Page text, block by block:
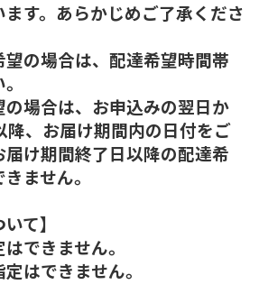
す。あらかじめご了承くださ
の場合は、配達希望時間帯
場合は、お申込みの翌日か
降、お届け期間内の日付をご
け期間終了日以降の配達希
ません。
て】
できません。
はできません。